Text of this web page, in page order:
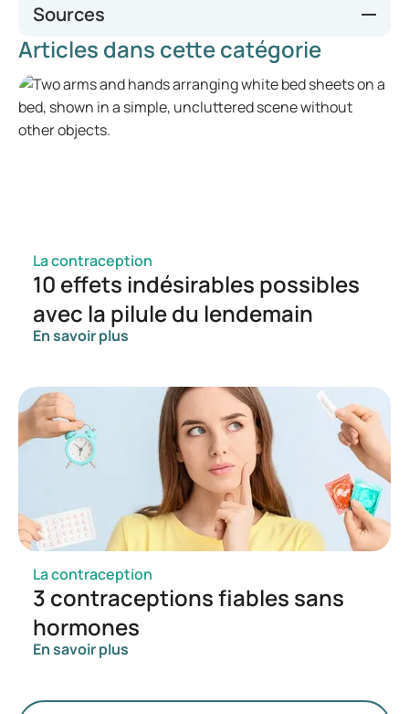
Sources
Effects of Hormonal Contraceptives on Mood: A Focus on
Emotion Recognition and Reactivity, Reward Processing,
and Stress Response - PMC (nih.gov)
Hormonale anticonceptiva, seksuele disfunctie bij vrouwen
en strategieën voor het beheren van problemen: een
Articles dans cette catégorie
La contraception
10 effets indésirables possibles
avec la pilule du lendemain
En savoir plus
La contraception
3 contraceptions fiables sans
hormones
En savoir plus